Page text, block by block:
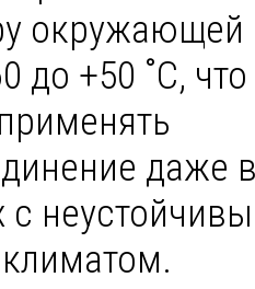
окружающей
до +50 ˚С, что
даже
с